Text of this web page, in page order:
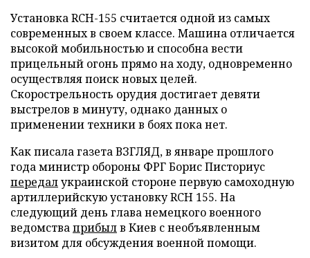
Установка RCH-155 считается одной из самых
современных в своем классе. Машина отличается
высокой мобильностью и способна вести
прицельный огонь прямо на ходу, одновременно
осуществляя поиск новых целей.
Скорострельность орудия достигает девяти
выстрелов в минуту, однако данных о
применении техники в боях пока нет.
Как писала газета ВЗГЛЯД, в январе прошлого
года министр обороны ФРГ Борис Писториус
передалукраинской стороне первую самоходную
артиллерийскую установку RCH 155. На
следующий день глава немецкого военного
ведомстваприбылв Киев с необъявленным
визитом для обсуждения военной помощи.